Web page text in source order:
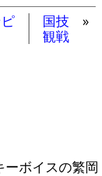
国技
観戦
»
ーボイスの繁岡